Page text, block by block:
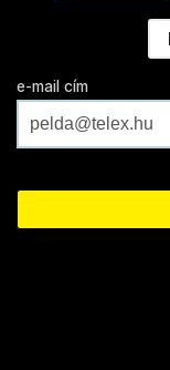
e-mail cím